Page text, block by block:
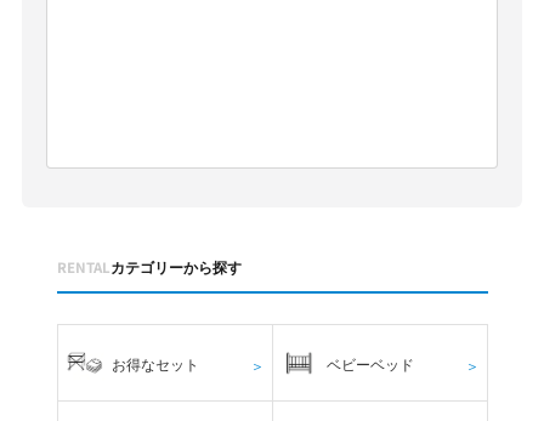
RENTALカテゴリーから探す
お得なセット ＞ ベビーベッド ＞